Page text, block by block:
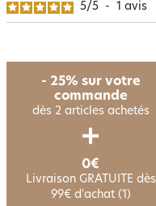
5/5 - 1 avis
- 25% sur votre
commande
dès 2 articles achetés
0€
Livraison GRATUITE dès
99€ d'achat (1)